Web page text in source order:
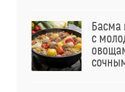
Басма
с